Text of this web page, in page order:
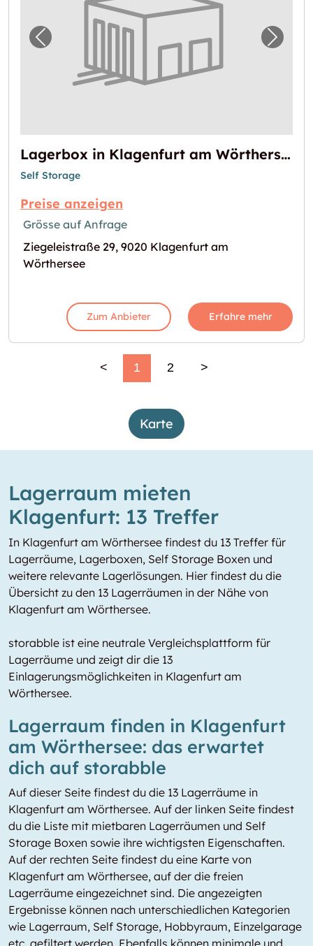
Vorheriges Bild für "Lagerbox in Klagenfurt
Lagerbox in Klagenfurt am Wörthersee verfügbar
Self Storage
Preise anzeigen
Grösse auf Anfrage
Ziegeleistraße 29, 9020 Klagenfurt am
Wörthersee
Zum Anbieter Erfahre mehr
< 1 2 >
Karte
Lagerraum mieten
Klagenfurt: 13 Treffer
In Klagenfurt am Wörthersee findest du 13 Treffer für
Lagerräume, Lagerboxen, Self Storage Boxen und
weitere relevante Lagerlösungen. Hier findest du die
Übersicht zu den 13 Lagerräumen in der Nähe von
Klagenfurt am Wörthersee.
storabble ist eine neutrale Vergleichsplattform für
Lagerräume und zeigt dir die 13
Einlagerungsmöglichkeiten in Klagenfurt am
Wörthersee.
Lagerraum finden in Klagenfurt
am Wörthersee: das erwartet
dich auf storabble
Auf dieser Seite findest du die 13 Lagerräume in
Klagenfurt am Wörthersee. Auf der linken Seite findest
du die Liste mit mietbaren Lagerräumen und Self
Storage Boxen sowie ihre wichtigsten Eigenschaften.
Auf der rechten Seite findest du eine Karte von
Klagenfurt am Wörthersee, auf der die freien
Lagerräume eingezeichnet sind. Die angezeigten
Ergebnisse können nach unterschiedlichen Kategorien
wie Lagerraum, Self Storage, Hobbyraum, Einzelgarage
etc. gefiltert werden. Ebenfalls können minimale und